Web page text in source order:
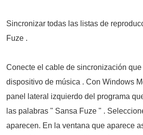
Sincronizar todas las listas de
Fuze .
Conecte el cable de sincronización
dispositivo de música . Con Windows
panel lateral izquierdo del programa
las palabras " Sansa Fuze " .
aparecen. En la ventana que aparece